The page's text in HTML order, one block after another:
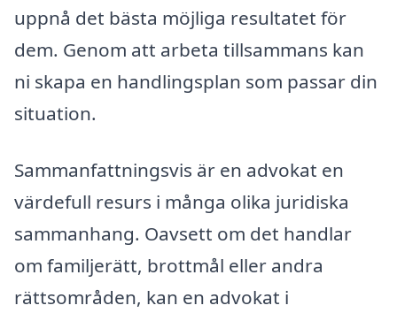
uppnå det bästa möjliga resultatet för
dem. Genom att arbeta tillsammans kan
ni skapa en handlingsplan som passar din
situation.
Sammanfattningsvis är en advokat en
värdefull resurs i många olika juridiska
sammanhang. Oavsett om det handlar
om familjerätt, brottmål eller andra
rättsområden, kan en advokat i